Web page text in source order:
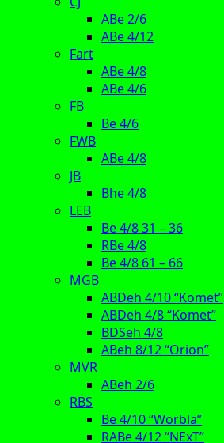
ABe 2/6
ABe 4/12
Fart
ABe 4/8
ABe 4/6
FB
Be 4/6
FWB
ABe 4/8
JB
Bhe 4/8
LEB
Be 4/8 31 – 36
RBe 4/8
Be 4/8 61 – 66
MGB
ABDeh 4/10 “Komet”
ABDeh 4/8 “Komet”
BDSeh 4/8
ABeh 8/12 “Orion”
MVR
ABeh 2/6
RBS
Be 4/10 “Worbla”
RABe 4/12 “NExT”